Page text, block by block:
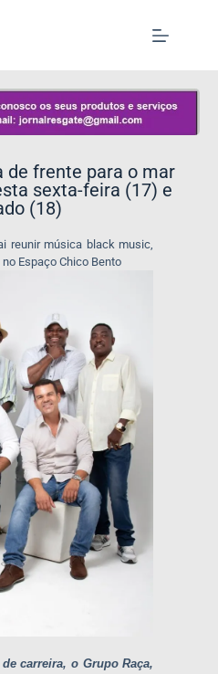
de frente para o mar
sexta-feira (17) e
(18)
reunir música black music,
Espaço Chico Bento
carreira, o Grupo Raça,